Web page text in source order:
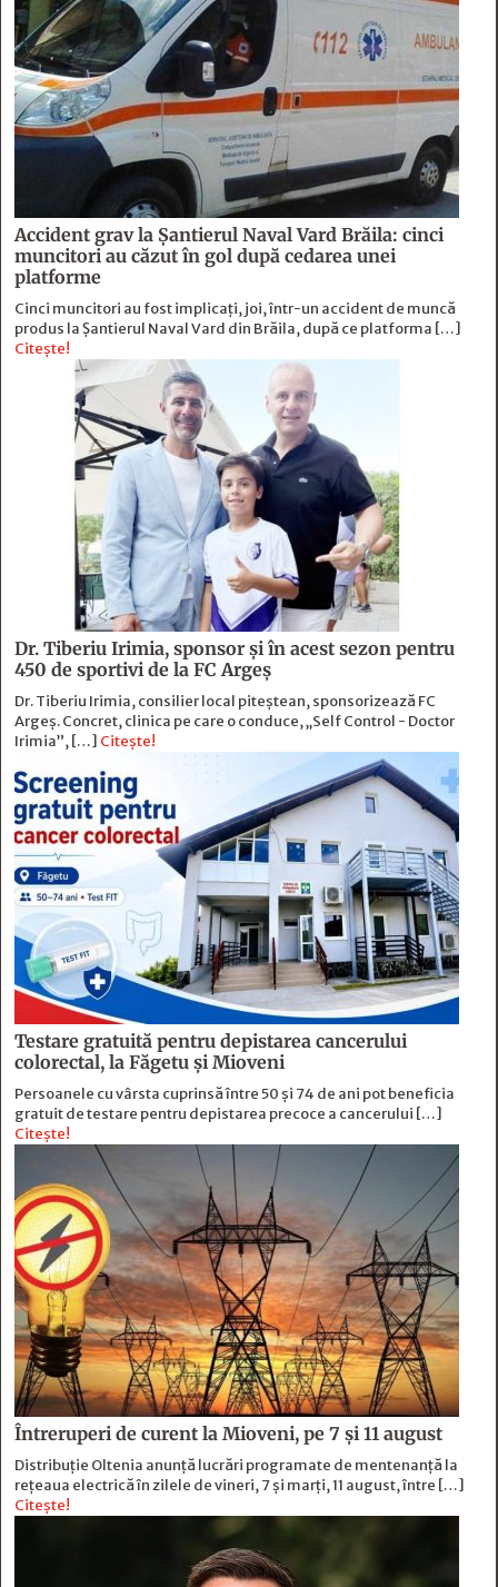
Accident grav la Șantierul Naval Vard Brăila: cinci
muncitori au căzut în gol după cedarea unei
platforme
Cinci muncitori au fost implicați, joi, într-un accident de muncă
produs la Șantierul Naval Vard din Brăila, după ce platforma […]
Citește!
Dr. Tiberiu Irimia, sponsor şi în acest sezon pentru
450 de sportivi de la FC Argeş
Dr. Tiberiu Irimia, consilier local piteștean, sponsorizează FC
Argeș. Concret, clinica pe care o conduce, „Self Control - Doctor
Irimia”, […] Citește!
Testare gratuită pentru depistarea cancerului
colorectal, la Făgetu și Mioveni
Persoanele cu vârsta cuprinsă între 50 și 74 de ani pot beneficia
gratuit de testare pentru depistarea precoce a cancerului […]
Citește!
Întreruperi de curent la Mioveni, pe 7 și 11 august
Distribuție Oltenia anunță lucrări programate de mentenanță la
rețeaua electrică în zilele de vineri, 7 și marți, 11 august, între […]
Citește!